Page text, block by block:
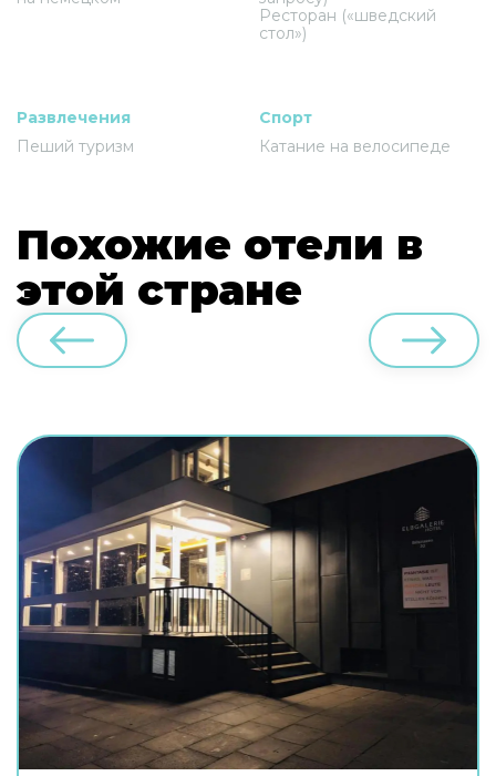
Ресторан («шведский
стол»)
Развлечения
Пеший туризм
Спорт
Катание на велосипеде
Похожие отели в
этой стране